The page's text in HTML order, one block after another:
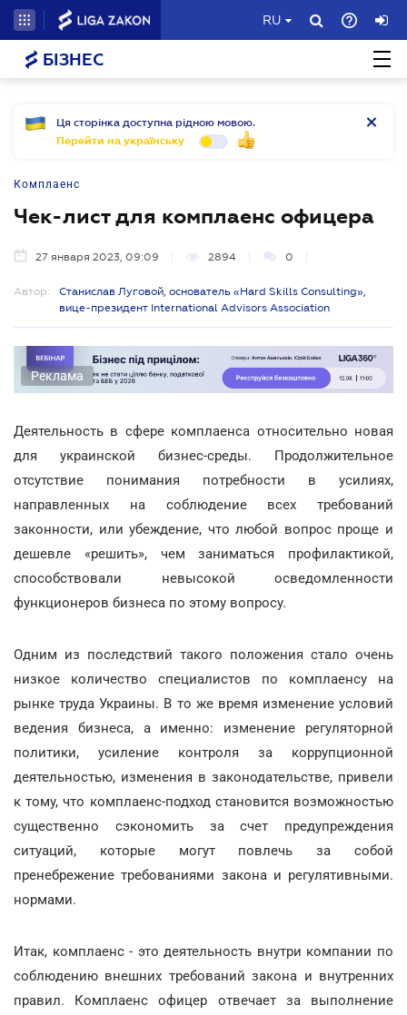
RU
БІЗНЕС
Ця сторінка доступна рідною мовою.
Перейти на українську
Комплаенс
Чек-лист для комплаенс офицера
27 января 2023, 09:09 2894 0
Автор:
Станислав Луговой, основатель «Hard Skills Consulting»,
вице-президент International Advisors Association
Реклама
Деятельность в сфере комплаенса относительно новая
для украинской бизнес-среды. Продолжительное
отсутствие понимания потребности в усилиях,
направленных на соблюдение всех требований
законности, или убеждение, что любой вопрос проще и
дешевле «решить», чем заниматься профилактикой,
способствовали невысокой осведомленности
функционеров бизнеса по этому вопросу.
Одним из последствий такого положения стало очень
низкое количество специалистов по комплаенсу на
рынке труда Украины. В то же время изменение условий
ведения бизнеса, а именно: изменение регуляторной
политики, усиление контроля за коррупционной
деятельностью, изменения в законодательстве, привели
к тому, что комплаенс-подход становится возможностью
существенно сэкономить за счет предупреждения
ситуаций, которые могут повлечь за собой
пренебрежение требованиями закона и регулятивными.
нормами.
Итак, комплаенс - это деятельность внутри компании по
соблюдению внешних требований закона и внутренних
правил. Комплаенс офицер отвечает за выполнение